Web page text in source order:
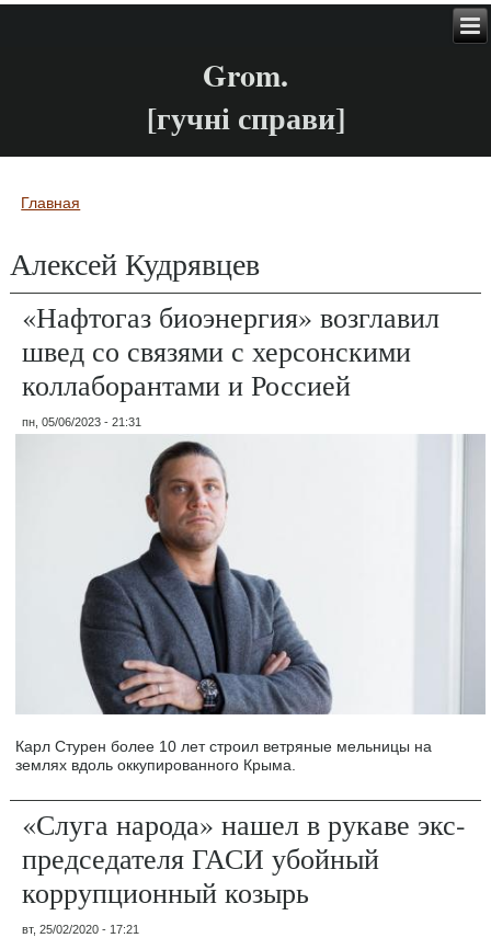
Grom.
[гучні справи]
Вы здесь
Главная
Алексей Кудрявцев
«Нафтогаз биоэнергия» возглавил
швед со связями с херсонскими
коллаборантами и Россией
пн, 05/06/2023 - 21:31
Карл Стурен более 10 лет строил ветряные мельницы на
землях вдоль оккупированного Крыма.
«Слуга народа» нашел в рукаве экс-
председателя ГАСИ убойный
коррупционный козырь
вт, 25/02/2020 - 17:21